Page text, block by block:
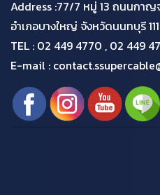
Address :77/7 หมู่ 13 ถนนกาญ
อำเภอบางใหญ่ จังหวัดนนทบุรี
TEL : 02 449 4770 , 02 449
E-mail :